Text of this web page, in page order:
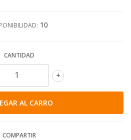
10
CANTIDAD
+
COMPARTIR